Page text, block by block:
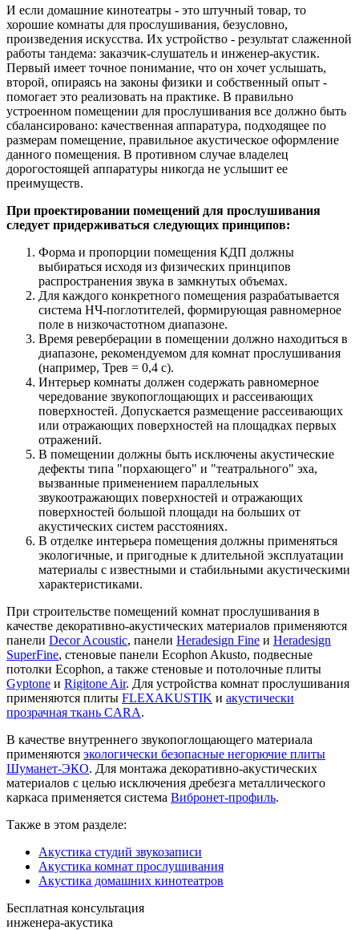
И если домашние кинотеатры - это штучный товар, то
хорошие комнаты для прослушивания, безусловно,
произведения искусства. Их устройство - результат слаженной
работы тандема: заказчик-слушатель и инженер-акустик.
Первый имеет точное понимание, что он хочет услышать,
второй, опираясь на законы физики и собственный опыт -
помогает это реализовать на практике. В правильно
устроенном помещении для прослушивания все должно быть
сбалансировано: качественная аппаратура, подходящее по
размерам помещение, правильное акустическое оформление
данного помещения. В противном случае владелец
дорогостоящей аппаратуры никогда не услышит ее
преимуществ.
При проектировании помещений для прослушивания
следует придерживаться следующих принципов:
Форма и пропорции помещения КДП должны
выбираться исходя из физических принципов
распространения звука в замкнутых объемах.
Для каждого конкретного помещения разрабатывается
система НЧ-поглотителей, формирующая равномерное
поле в низкочастотном диапазоне.
Время реверберации в помещении должно находиться в
диапазоне, рекомендуемом для комнат прослушивания
(например, Трев = 0,4 с).
Интерьер комнаты должен содержать равномерное
чередование звукопоглощающих и рассеивающих
поверхностей. Допускается размещение рассеивающих
или отражающих поверхностей на площадках первых
отражений.
В помещении должны быть исключены акустические
дефекты типа "порхающего" и "театрального" эха,
вызванные применением параллельных
звукоотражающих поверхностей и отражающих
поверхностей большой площади на больших от
акустических систем расстояниях.
В отделке интерьера помещения должны применяться
экологичные, и пригодные к длительной эксплуатации
материалы с известными и стабильными акустическими
характеристиками.
При строительстве помещений комнат прослушивания в
качестве декоративно-акустических материалов применяются
панели Decor Acoustic, панели Heradesign Fine и Heradesign
SuperFine, стеновые панели Ecophon Akusto, подвесные
потолки Ecophon, а также стеновые и потолочные плиты
Gyptone и Rigitone Air. Для устройства комнат прослушивания
применяются плиты FLEXAKUSTIK и акустически
прозрачная ткань CARA.
В качестве внутреннего звукопоглощающего материала
применяются экологически безопасные негорючие плиты
Шуманет-ЭКО. Для монтажа декоративно-акустических
материалов с целью исключения дребезга металлического
каркаса применяется система Вибронет-профиль.
Также в этом разделе:
Акустика студий звукозаписи
Акустика комнат прослушивания
Акустика домашних кинотеатров
Бесплатная консультация
инженера-акустика